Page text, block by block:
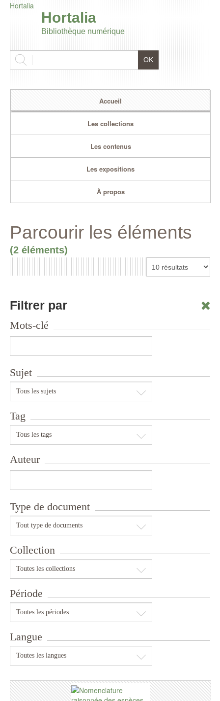
Hortalia
Hortalia
Bibliothèque numérique
Accueil
Les collections
Les contenus
Les expositions
À propos
Parcourir les éléments
(2 éléments)
Filtrer par
Mots-clé
Sujet
Tous les sujets
Tag
Tous les tags
Auteur
Type de document
Tout type de documents
Collection
Toutes les collections
Période
Toutes les périodes
Langue
Toutes les langues